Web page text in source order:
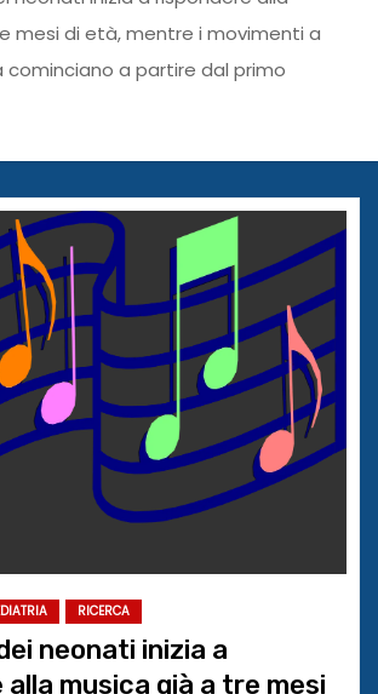
mesi di età, mentre i movimenti a
cominciano a partire dal primo
RICERCA
neonati inizia a
musica già a tre mesi